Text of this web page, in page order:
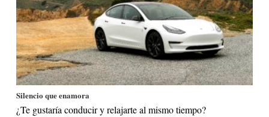
Silencio que enamora
¿Te gustaría conducir y relajarte al mismo tiempo?